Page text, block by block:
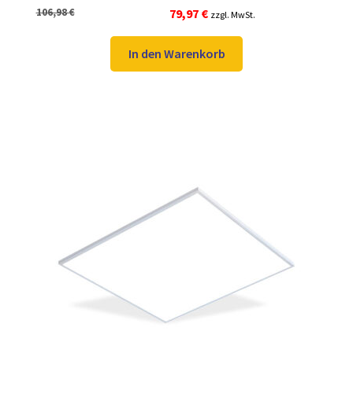
von 5
106,98€
Ursprünglicher
war:
106,98 €
79,97 €Aktueller
ist:
79,97 €.
zzgl. MwSt.
In den Warenkorb